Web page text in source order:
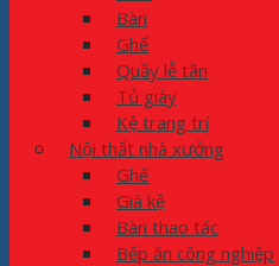
Bàn
Ghế
Quầy lễ tân
Tủ giày
Kệ trang trí
Nội thất nhà xưởng
Ghế
Giá kệ
Bàn thao tác
Bếp ăn công nghiệp